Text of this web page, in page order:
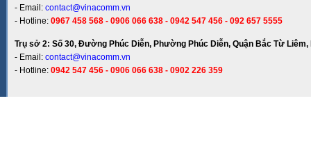
- Email: contact@vinacomm.vn
- Hotline: 0967 458 568 - 0906 066 638 - 0942 547 456 - 092 657 5555
Trụ sở 2: Số 30, Đường Phúc Diễn, Phường Phúc Diễn, Quận Bắc Từ Liêm,
- Email: contact@vinacomm.vn
- Hotline: 0942 547 456 - 0906 066 638 - 0902 226 359